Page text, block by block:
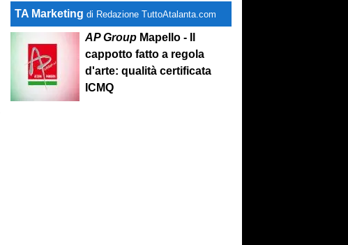
TA Marketing di Redazione TuttoAtalanta.com
AP Group Mapello - Il
cappotto fatto a regola
d'arte: qualità certificata
ICMQ